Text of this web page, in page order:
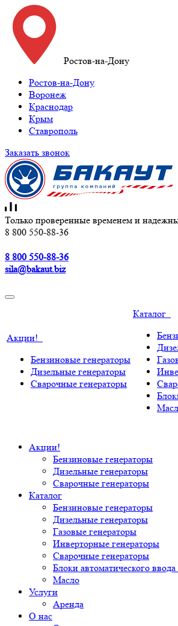
Ростов-на-Дону
Ростов-на-Дону
Воронеж
Краснодар
Крым
Ставрополь
Заказать звонок
Только проверенные временем и
8 800 550-88-36
8 800 550-88-36
sila@bakaut.biz
Акции!
Бензиновые генераторы
Дизельные генераторы
Сварочные генераторы
Каталог
Акции!
Бензиновые генераторы
Дизельные генераторы
Сварочные генераторы
Каталог
Бензиновые генераторы
Дизельные генераторы
Газовые генераторы
Инверторные генераторы
Сварочные генераторы
Блоки автоматического
Масло
Услуги
Аренда
О нас